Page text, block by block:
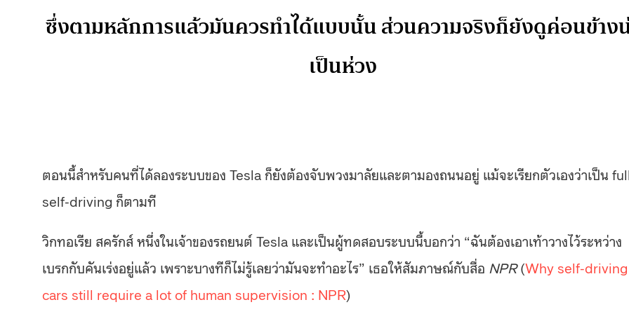
ซึ่งตามหลักการแล้วมันควรทำได้แบบนั้น ส่วนความจริงก็ยังดูค่อนข้าง
เป็นห่วง
ตอนนี้สำหรับคนที่ได้ลองระบบของ Tesla ก็ยังต้องจับพวงมาลัยและตามองถนนอยู่ แม้จะเรียกตัวเองว่าเป็น
self-driving ก็ตามที
วิกทอเรีย สครักส์ หนึ่งในเจ้าของรถยนต์ Tesla และเป็นผู้ทดสอบระบบนี้บอกว่า “ฉันต้องเอาเท้าวางไว้ระหว่าง
เบรกกับคันเร่งอยู่แล้ว เพราะบางทีก็ไม่รู้เลยว่ามันจะทำอะไร” เธอให้สัมภาษณ์กับสื่อ NPR(Why self-driving
cars still require a lot of human supervision : NPR)